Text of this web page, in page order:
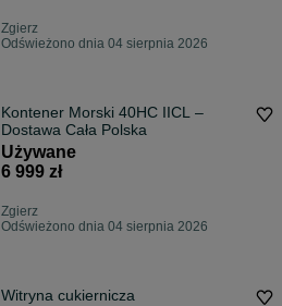
Zgierz
Odświeżono dnia 04 sierpnia 2026
Kontener Morski 40HC IICL –
Dostawa Cała Polska
Używane
6 999 zł
Zgierz
Odświeżono dnia 04 sierpnia 2026
Witryna cukiernicza